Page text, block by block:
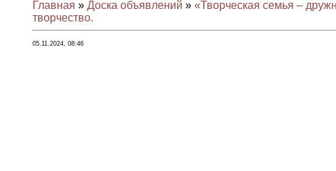
Главная » Доска объявлений » «Творческая семья –
творчество.
05.11.2024, 08:46